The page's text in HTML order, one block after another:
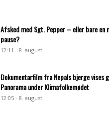
Afsked med Sgt. Pepper – eller bare en
pause?
12:11 - 8. august
Dokumentarfilm fra Nepals bjerge vises
Panorama under Klimafolkemødet
12:05 - 8. august